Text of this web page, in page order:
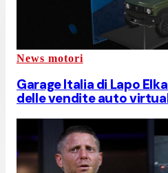
News motori
Garage Italia di Lapo
delle vendite auto